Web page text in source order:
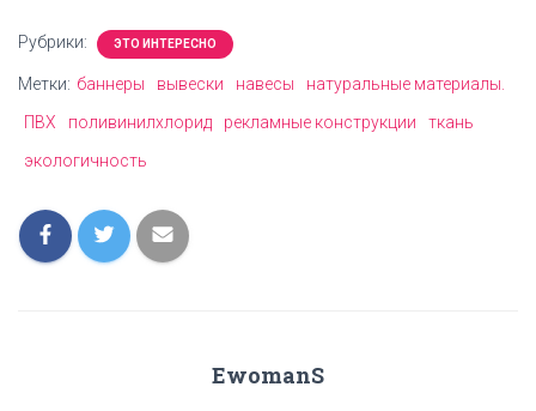
Рубрики: ЭТО ИНТЕРЕСНО
Метки: баннеры вывески навесы
натуральные материалы.
ПВХ
поливинилхлорид рекламные конструкции
ткань
экологичность
EwomanS